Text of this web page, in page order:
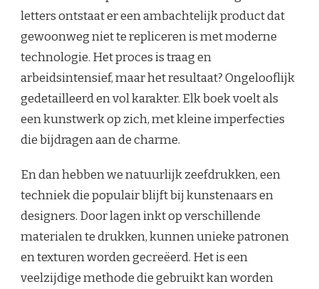
letters ontstaat er een ambachtelijk product dat
gewoonweg niet te repliceren is met moderne
technologie. Het proces is traag en
arbeidsintensief, maar het resultaat? Ongelooflijk
gedetailleerd en vol karakter. Elk boek voelt als
een kunstwerk op zich, met kleine imperfecties
die bijdragen aan de charme.
En dan hebben we natuurlijk zeefdrukken, een
techniek die populair blijft bij kunstenaars en
designers. Door lagen inkt op verschillende
materialen te drukken, kunnen unieke patronen
en texturen worden gecreëerd. Het is een
veelzijdige methode die gebruikt kan worden